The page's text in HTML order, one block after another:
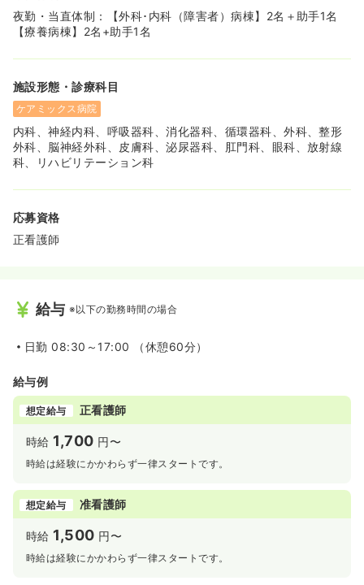
夜勤・当直体制：【外科･内科（障害者）病棟】2名＋助手1名
【療養病棟】2名+助手1名
施設形態・診療科目
ケアミックス病院
内科、神経内科、呼吸器科、消化器科、循環器科、外科、整形
外科、脳神経外科、皮膚科、泌尿器科、肛門科、眼科、放射線
科、リハビリテーション科
応募資格
正看護師
給与 ※以下の勤務時間の場合
日勤 08:30～17:00 （休憩60分）
給与例
想定給与 正看護師
時給 1,700 円〜
時給は経験にかかわらず一律スタートです。
想定給与 准看護師
時給 1,500 円〜
時給は経験にかかわらず一律スタートです。